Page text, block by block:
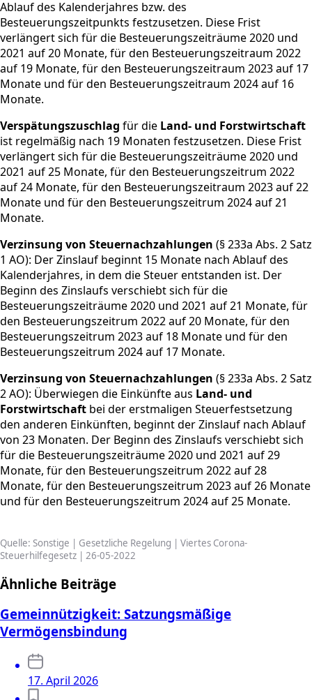
Ablauf des Kalenderjahres bzw. des
Besteuerungszeitpunkts festzusetzen. Diese Frist
verlängert sich für die Besteuerungszeiträume 2020 und
2021 auf 20 Monate, für den Besteuerungszeitraum 2022
auf 19 Monate, für den Besteuerungszeitraum 2023 auf 17
Monate und für den Besteuerungszeitraum 2024 auf 16
Monate.
Verspätungszuschlag für die Land- und Forstwirtschaft
ist regelmäßig nach 19 Monaten festzusetzen. Diese Frist
verlängert sich für die Besteuerungszeiträume 2020 und
2021 auf 25 Monate, für den Besteuerungszeitrum 2022
auf 24 Monate, für den Besteuerungszeitraum 2023 auf 22
Monate und für den Besteuerungszeitrum 2024 auf 21
Monate.
Verzinsung von Steuernachzahlungen (§ 233a Abs. 2 Satz
1 AO): Der Zinslauf beginnt 15 Monate nach Ablauf des
Kalenderjahres, in dem die Steuer entstanden ist. Der
Beginn des Zinslaufs verschiebt sich für die
Besteuerungszeiträume 2020 und 2021 auf 21 Monate, für
den Besteuerungszeitrum 2022 auf 20 Monate, für den
Besteuerungszeitrum 2023 auf 18 Monate und für den
Besteuerungszeitrum 2024 auf 17 Monate.
Verzinsung von Steuernachzahlungen (§ 233a Abs. 2 Satz
2 AO): Überwiegen die Einkünfte aus Land- und
Forstwirtschaft bei der erstmaligen Steuerfestsetzung
den anderen Einkünften, beginnt der Zinslauf nach Ablauf
von 23 Monaten. Der Beginn des Zinslaufs verschiebt sich
für die Besteuerungszeiträume 2020 und 2021 auf 29
Monate, für den Besteuerungszeitrum 2022 auf 28
Monate, für den Besteuerungszeitrum 2023 auf 26 Monate
und für den Besteuerungszeitrum 2024 auf 25 Monate.
Quelle: Sonstige | Gesetzliche Regelung | Viertes Corona-
Steuerhilfegesetz | 26-05-2022
Ähnliche Beiträge
Gemeinnützigkeit: Satzungsmäßige
Vermögensbindung
17. April 2026